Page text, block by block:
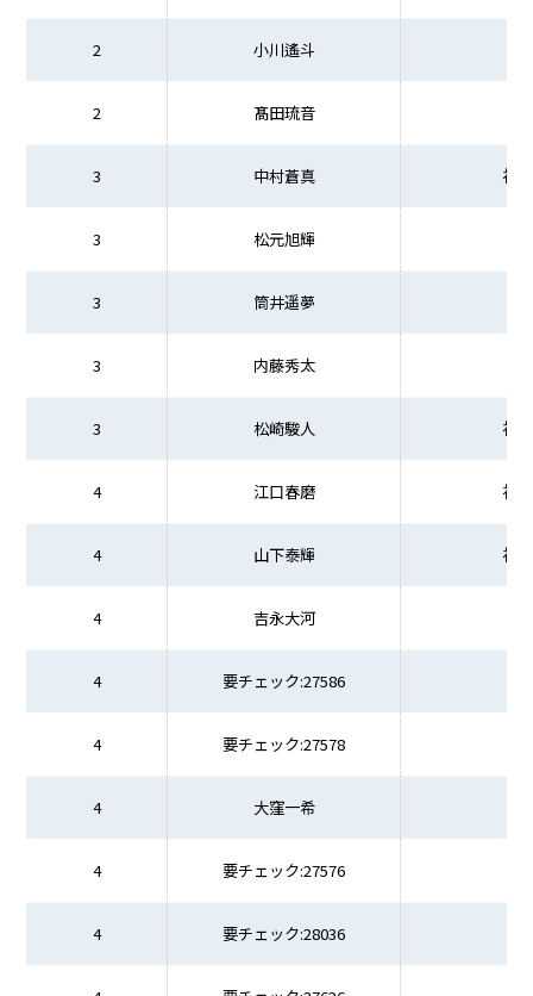
2 小川遙斗
2 髙田琉音
3 中村蒼真 福
3 松元旭輝
3 筒井遥夢
3 内藤秀太
3 松崎駿人 福
4 江口春磨 福
4 山下泰輝 福
4 吉永大河
4 要チェック:27586
4 要チェック:27578
4 大窪一希
4 要チェック:27576
4 要チェック:28036